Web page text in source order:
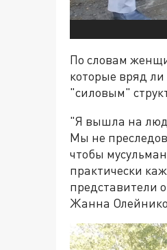
По словам
которые вряд
"силовым"
"Я вышла на
Мы не
чтобы
практически
представители
Жанна